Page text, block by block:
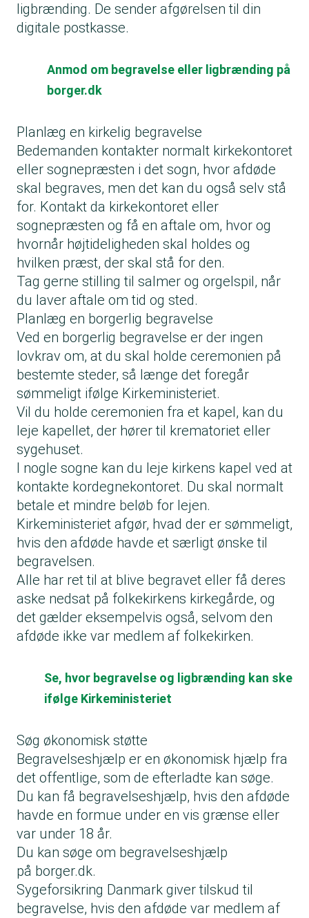
ligbrænding. De sender afgørelsen til din
digitale postkasse.
Anmod om begravelse eller ligbrænding på
borger.dk
Planlæg en kirkelig begravelse
Bedemanden kontakter normalt kirkekontoret
eller sognepræsten i det sogn, hvor afdøde
skal begraves, men det kan du også selv stå
for. Kontakt da kirkekontoret eller
sognepræsten og få en aftale om, hvor og
hvornår højtideligheden skal holdes og
hvilken præst, der skal stå for den.
Tag gerne stilling til salmer og orgelspil, når
du laver aftale om tid og sted.
Planlæg en borgerlig begravelse
Ved en borgerlig begravelse er der ingen
lovkrav om, at du skal holde ceremonien på
bestemte steder, så længe det foregår
sømmeligt ifølge Kirkeministeriet.
Vil du holde ceremonien fra et kapel, kan du
leje kapellet, der hører til krematoriet eller
sygehuset.
I nogle sogne kan du leje kirkens kapel ved at
kontakte kordegnekontoret. Du skal normalt
betale et mindre beløb for lejen.
Kirkeministeriet afgør, hvad der er sømmeligt,
hvis den afdøde havde et særligt ønske til
begravelsen.
Alle har ret til at blive begravet eller få deres
aske nedsat på folkekirkens kirkegårde, og
det gælder eksempelvis også, selvom den
afdøde ikke var medlem af folkekirken.
Se, hvor begravelse og ligbrænding kan ske
ifølge Kirkeministeriet
Søg økonomisk støtte
Begravelseshjælp er en økonomisk hjælp fra
det offentlige, som de efterladte kan søge.
Du kan få begravelseshjælp, hvis den afdøde
havde en formue under en vis grænse eller
var under 18 år.
Du kan søge om begravelseshjælp
på borger.dk.
Sygeforsikring Danmark giver tilskud til
begravelse, hvis den afdøde var medlem af